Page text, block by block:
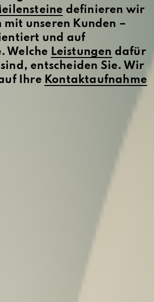
definieren wir
mit unseren Kunden –
und auf
Welche Leistungen dafür
entscheiden Sie. Wir
Ihre Kontaktaufnahme